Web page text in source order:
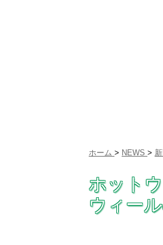
ホーム > NEWS >
ホット
ウィー